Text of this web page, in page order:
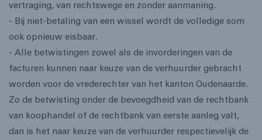
vertraging, van rechtswege en zonder aanmaning.
- Bij niet-betaling van een wissel wordt de volledige som
ook opnieuw eisbaar.
- Alle betwistingen zowel als de invorderingen van de
facturen kunnen naar keuze van de verhuurder gebracht
worden voor de vrederechter van het kanton Oudenaarde.
Zo de betwisting onder de bevoegdheid van de rechtbank
van koophandel of de rechtbank van eerste aanleg valt,
dan is het naar keuze van de verhuurder respectievelijk de